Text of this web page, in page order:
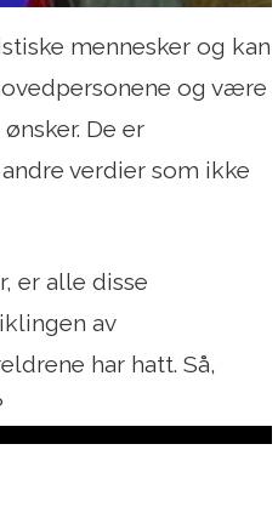
mennesker og kan
og være
De er
verdier som ikke
er alle disse
av
har hatt. Så,